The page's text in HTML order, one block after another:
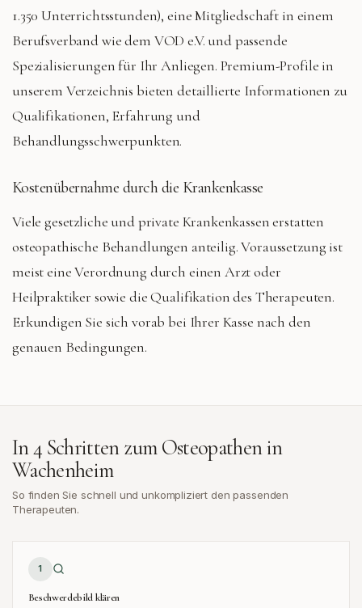
1.350 Unterrichtsstunden), eine Mitgliedschaft in einem
Berufsverband wie dem VOD e.V. und passende
Spezialisierungen für Ihr Anliegen. Premium-Profile in
unserem Verzeichnis bieten detaillierte Informationen zu
Qualifikationen, Erfahrung und
Behandlungsschwerpunkten.
Kostenübernahme durch die Krankenkasse
Viele gesetzliche und private Krankenkassen erstatten
osteopathische Behandlungen anteilig. Voraussetzung ist
meist eine Verordnung durch einen Arzt oder
Heilpraktiker sowie die Qualifikation des Therapeuten.
Erkundigen Sie sich vorab bei Ihrer Kasse nach den
genauen Bedingungen.
In 4 Schritten zum Osteopathen in
Wachenheim
So finden Sie schnell und unkompliziert den passenden
Therapeuten.
1
Beschwerdebild klären